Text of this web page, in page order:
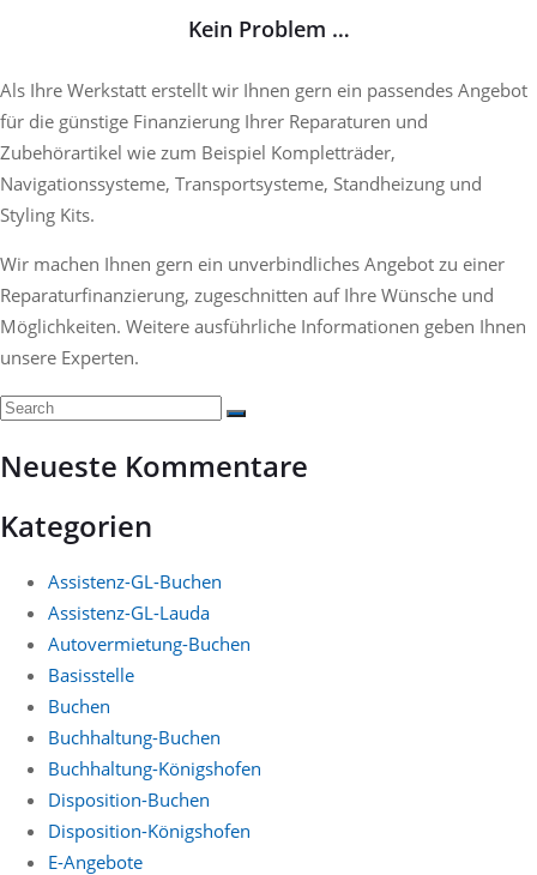
Kein Problem …
Als Ihre Werkstatt erstellt wir Ihnen gern ein passendes Angebot
für die günstige Finanzierung Ihrer Reparaturen und
Zubehörartikel wie zum Beispiel Kompletträder,
Navigationssysteme, Transportsysteme, Standheizung und
Styling Kits.
Wir machen Ihnen gern ein unverbindliches Angebot zu einer
Reparaturfinanzierung, zugeschnitten auf Ihre Wünsche und
Möglichkeiten. Weitere ausführliche Informationen geben Ihnen
unsere Experten.
Neueste Kommentare
Kategorien
Assistenz-GL-Buchen
Assistenz-GL-Lauda
Autovermietung-Buchen
Basisstelle
Buchen
Buchhaltung-Buchen
Buchhaltung-Königshofen
Disposition-Buchen
Disposition-Königshofen
E-Angebote